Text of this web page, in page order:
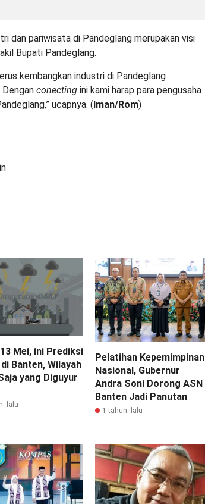
dan pariwisata di Pandeglang merupakan visi
Bupati Pandeglang.
kembangkan industri di Pandeglang
conecting ini kami harap para pengusaha
ucapnya. (Iman/Rom)
Mei, ini Prediksi
Banten, Wilayah
yang Diguyur
lalu
Pelatihan Kepemimpinan
Nasional, Gubernur
Andra Soni Dorong ASN
Banten Jadi Panutan
1 tahun lalu